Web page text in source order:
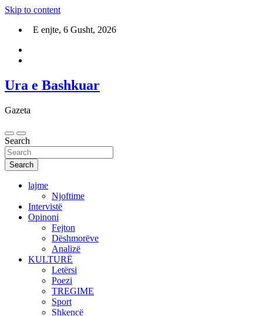
Skip to content
E enjte, 6 Gusht, 2026
Ura e Bashkuar
Gazeta
Search
Search
lajme
Njoftime
Intervistë
Opinoni
Fejton
Dëshmorëve
Analizë
KULTURË
Letërsi
Poezi
TREGIME
Sport
Shkencë